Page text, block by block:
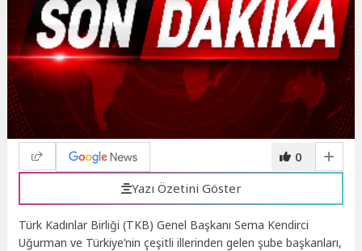
0
Yazı Özetini Göster
Türk Kadınlar Birliği (TKB) Genel Başkanı Sema Kendirci
Uğurman ve Türkiye’nin çeşitli illerinden gelen şube başkanları,